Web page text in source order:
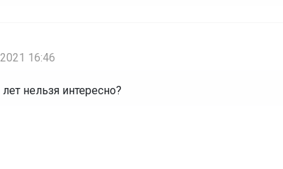
16:46
нельзя интересно?